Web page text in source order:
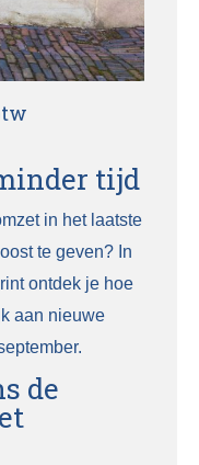
tijd
in het laatste
te geven? In
ontdek je hoe
aan nieuwe
de